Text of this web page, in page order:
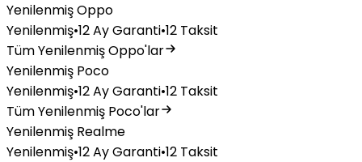
Yenilenmiş Oppo
Yenilenmiş•12 Ay Garanti•12 Taksit
Tüm Yenilenmiş Oppo'lar
Yenilenmiş Poco
Yenilenmiş•12 Ay Garanti•12 Taksit
Tüm Yenilenmiş Poco'lar
Yenilenmiş Realme
Yenilenmiş•12 Ay Garanti•12 Taksit